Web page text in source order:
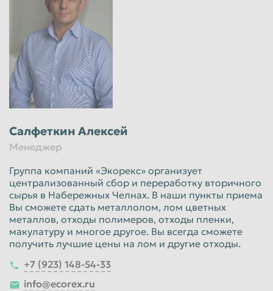
Салфеткин Алексей
Менеджер
Группа компаний «Экорекс» организует
централизованный сбор и переработку вторичного
сырья в Набережных Челнах. В наши пункты приема
Вы сможете сдать металлолом, лом цветных
металлов, отходы полимеров, отходы пленки,
макулатуру и многое другое. Вы всегда сможете
получить лучшие цены на лом и другие отходы.
+7 (923) 148-54-33
info@ecorex.ru